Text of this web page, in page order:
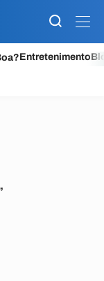
Entretenimento